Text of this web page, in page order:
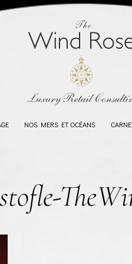
NOS MERS ET OCÉANS